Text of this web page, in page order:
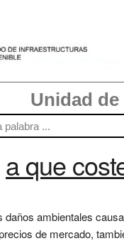
Unidad
a que
daños ambientales
de mercado,